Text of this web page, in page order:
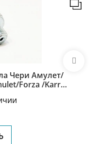
Чери Амулет/
Forza /Karry